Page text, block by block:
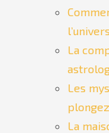
La
Les
La